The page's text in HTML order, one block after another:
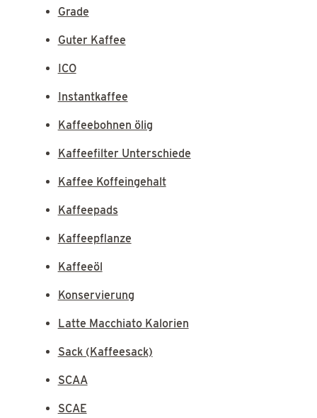
Grade
Guter Kaffee
ICO
Instantkaffee
Kaffeebohnen ölig
Kaffeefilter Unterschiede
Kaffee Koffeingehalt
Kaffeepads
Kaffeepflanze
Kaffeeöl
Konservierung
Latte Macchiato Kalorien
Sack (Kaffeesack)
SCAA
SCAE